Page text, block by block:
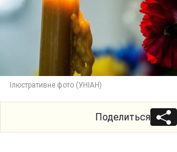
Ілюстративне фото (УНІАН)
Поделиться